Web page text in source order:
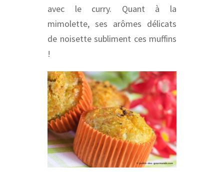
avec le curry. Quant à la
mimolette, ses arômes délicats
de noisette subliment ces muffins
!